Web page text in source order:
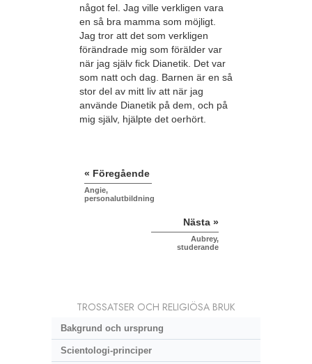
något fel. Jag ville verkligen vara
en så bra mamma som möjligt.
Jag tror att det som verkligen
förändrade mig som förälder var
när jag själv fick Dianetik. Det var
som natt och dag. Barnen är en så
stor del av mitt liv att när jag
använde Dianetik på dem, och på
mig själv, hjälpte det oerhört.
« Föregående
Angie,
personalutbildning
Nästa »
Aubrey,
studerande
TROSSATSER OCH RELIGIÖSA BRUK
Bakgrund och ursprung
Scientologi-principer